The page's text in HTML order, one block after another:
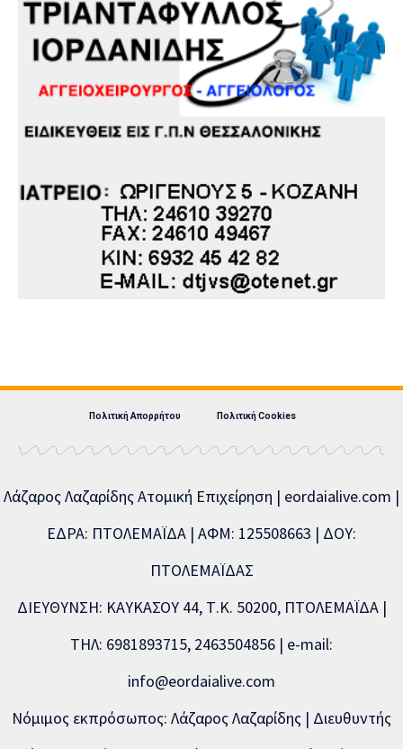
Πολιτική Απορρήτου Πολιτική Cookies
Λάζαρος Λαζαρίδης Ατομική Επιχείρηση | eordaialive.com |
ΕΔΡΑ: ΠΤΟΛΕΜΑΪΔΑ | ΑΦΜ: 125508663 | ΔΟΥ:
ΠΤΟΛΕΜΑΪΔΑΣ
ΔΙΕΥΘΥΝΣΗ: ΚΑΥΚΑΣΟΥ 44, Τ.Κ. 50200, ΠΤΟΛΕΜΑΪΔΑ |
ΤΗΛ: 6981893715, 2463504856 | e-mail:
info@eordaialive.com
Νόμιμος εκπρόσωπος: Λάζαρος Λαζαρίδης | Διευθυντής